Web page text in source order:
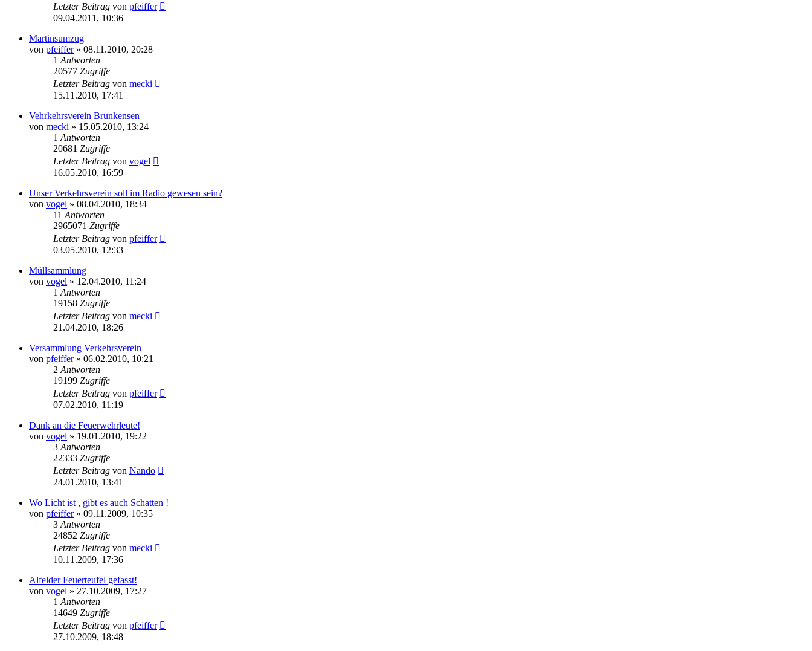
Letzter Beitrag von pfeiffer
09.04.2011, 10:36
Martinsumzug
von pfeiffer» 08.11.2010, 20:28
1 Antworten
20577 Zugriffe
Letzter Beitrag von mecki
15.11.2010, 17:41
Vehrkehrsverein Brunkensen
von mecki » 15.05.2010, 13:24
1 Antworten
20681 Zugriffe
Letzter Beitrag von vogel
16.05.2010, 16:59
Unser Verkehrsverein soll im Radio gewesen sein?
von vogel » 08.04.2010, 18:34
11 Antworten
2965071 Zugriffe
Letzter Beitrag von pfeiffer
03.05.2010, 12:33
Müllsammlung
von vogel » 12.04.2010, 11:24
1 Antworten
19158 Zugriffe
Letzter Beitrag von mecki
21.04.2010, 18:26
Versammlung Verkehrsverein
von pfeiffer» 06.02.2010, 10:21
2 Antworten
19199 Zugriffe
Letzter Beitrag von pfeiffer
07.02.2010, 11:19
Dank an die Feuerwehrleute!
von vogel » 19.01.2010, 19:22
3 Antworten
22333 Zugriffe
Letzter Beitrag von Nando
24.01.2010, 13:41
Wo Licht ist , gibt es auch Schatten !
von pfeiffer» 09.11.2009, 10:35
3 Antworten
24852 Zugriffe
Letzter Beitrag von mecki
10.11.2009, 17:36
Alfelder Feuerteufel gefasst!
von vogel » 27.10.2009, 17:27
1 Antworten
14649 Zugriffe
Letzter Beitrag von pfeiffer
27.10.2009, 18:48